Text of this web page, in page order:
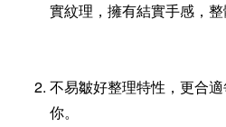
實紋理，擁有結實手感，整
不易皺好整理特性，更合
你。